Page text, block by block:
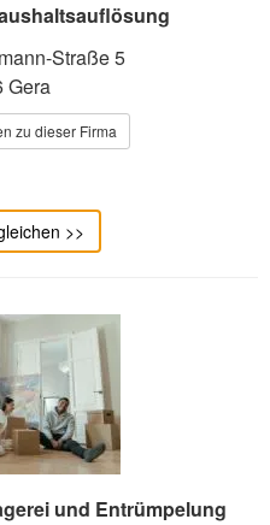
Straße 5
Gera
zu dieser Firma
>>
und Entrümpelung